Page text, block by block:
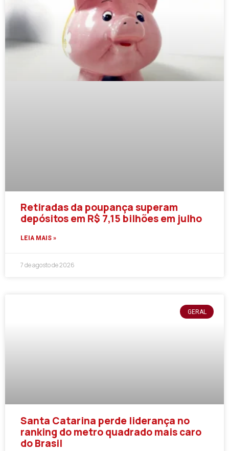
Retiradas da poupança superam
depósitos em R$ 7,15 bilhões em julho
LEIA MAIS »
7 de agosto de 2026
GERAL
Santa Catarina perde liderança no
ranking do metro quadrado mais caro
do Brasil